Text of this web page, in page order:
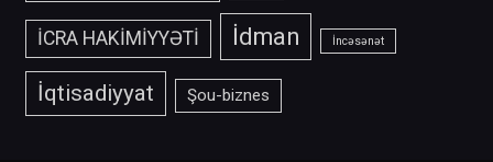
İCRA HAKİMİYYƏTİ İdman İncəsənət
İqtisadiyyat Şou-biznes